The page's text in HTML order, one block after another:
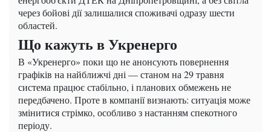
через бойові дії залишалися споживачі одразу шести
областей.
Що кажуть в Укренерго
В «Укренерго» поки що не анонсують повернення
графіків на найближчі дні — станом на 29 травня
система працює стабільно, і планових обмежень не
передбачено. Проте в компанії визнають: ситуація може
змінитися стрімко, особливо з настанням спекотного
періоду.